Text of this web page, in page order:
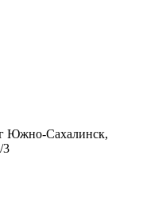
Южно-Сахалинск,
3